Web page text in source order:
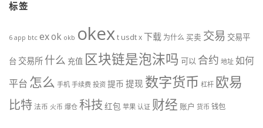
标签
6 app btc exok okb okext usdtx下载 为什么 买卖 交易 交易平
台 交易所 什么 充值 区块链是泡沫吗 可以 合约 地址 如何
平台 怎么 手机 手续费 投资 提币 提现 数字货币 杠杆 欧易
比特法币 火币 爆仓 科技 红包 苹果 认证 财经 账户 货币 钱包